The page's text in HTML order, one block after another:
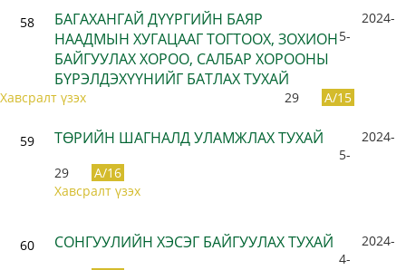
58
БАГАХАНГАЙ ДҮҮРГИЙН БАЯР
НААДМЫН ХУГАЦААГ ТОГТООХ, ЗОХИОН
БАЙГУУЛАХ ХОРОО, САЛБАР ХОРООНЫ
БҮРЭЛДЭХҮҮНИЙГ БАТЛАХ ТУХАЙ
2024-
5-
29 A/15
Хавсралт үзэх
59 ТӨРИЙН ШАГНАЛД УЛАМЖЛАХ ТУХАЙ
2024-
5-
29
A/16
Хавсралт үзэх
60 СОНГУУЛИЙН ХЭСЭГ БАЙГУУЛАХ ТУХАЙ
2024-
4-